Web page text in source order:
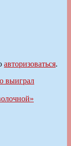
авторизоваться.
выиграл